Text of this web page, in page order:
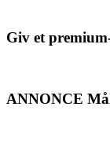
Giv et
ANNONCE